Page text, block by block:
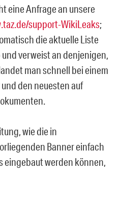
eine Anfrage an unsere
support-WikiLeaks;
die aktuelle Liste
verweist an denjenigen,
man schnell bei einem
den neuesten auf
wie die in
Banner einfach
eingebaut werden können,